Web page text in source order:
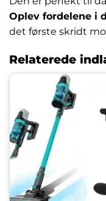
Oplev fordelene i
det første skridt
Relaterede